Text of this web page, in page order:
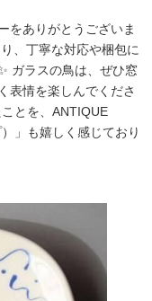
をありがとうございま
、丁寧な対応や梱包に
ガラスの鳥は、ぜひ窓
表情を楽しんでくださ
とを、ANTIQUE
」も嬉しく感じており